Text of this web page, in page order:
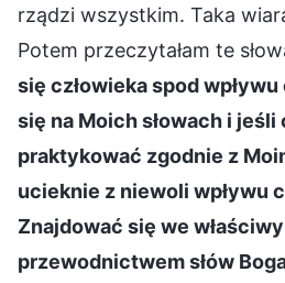
rządzi wszystkim. Taka
Potem przeczytałam te
się człowieka spod
się na Moich słowach i
praktykować zgodnie z
ucieknie z niewoli wpływu
Znajdować się we
przewodnictwem słów